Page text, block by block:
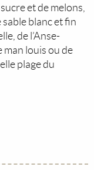
et de melons,
blanc et fin
de l’Anse-
man louis ou de
plage du